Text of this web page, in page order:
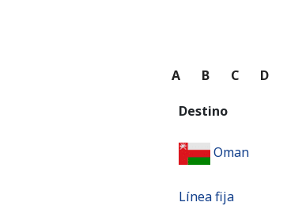
A B C D
Destino
Oman
Línea fija